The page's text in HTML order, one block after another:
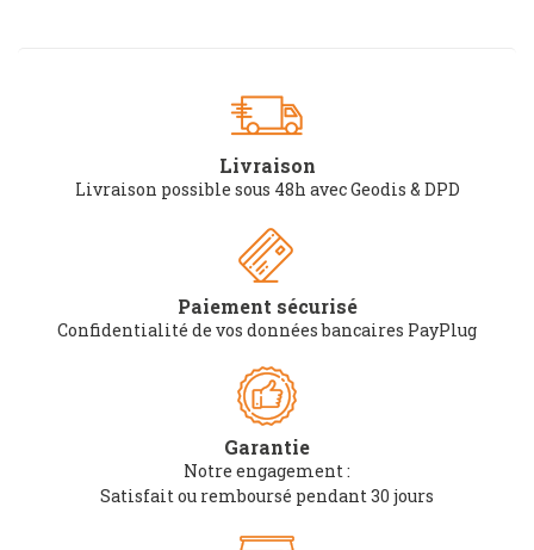
Livraison
Livraison possible sous 48h avec Geodis & DPD
Paiement sécurisé
Confidentialité de vos données bancaires PayPlug
Garantie
Notre engagement :
Satisfait ou remboursé pendant 30 jours